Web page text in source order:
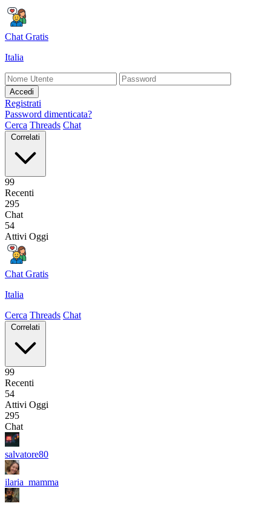
Chat Gratis
Italia
Accedi
Registrati
Password dimenticata?
Cerca Threads Chat
99
Recenti
295
Chat
54
Attivi Oggi
Chat Gratis
Italia
Cerca Threads Chat
99
Recenti
54
Attivi Oggi
295
Chat
salvatore80
ilaria_mamma